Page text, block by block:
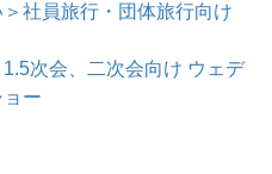
＞社員旅行・団体旅行向け
次会、二次会向け ウェデ
ー